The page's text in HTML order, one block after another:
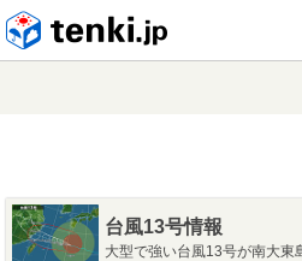
台風13号情報
大型で強い台風13号が南大